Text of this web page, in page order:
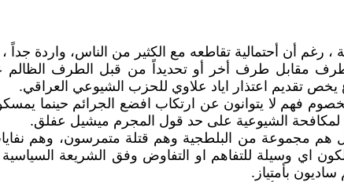
رغم أن أحتمالية تقاطعه مع الكثير من الناس، واردة جداً
مقابل طرف أخر أو تحديداً من قبل الطرف
تقديم اعتذار اياد علاوي للحزب الشيوعي العراقي.
الخصوم فهم لا يتوانون عن ارتكاب افضع الجرائم حينما
لمكافحة الشيوعية على حد قول المجرم ميشيل عفلق.
من البلطجية وهم قتلة متمرسون، وهم نفايات
اي وسيلة للتفاهم او التفاوض وفق الشريعة السياسية
بأمتياز.